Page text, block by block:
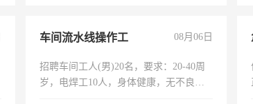
车间流水线操作工 08月06日
招聘车间工人(男)20名，要求：20-40周
岁，电焊工10人，身体健康，无不良嗜